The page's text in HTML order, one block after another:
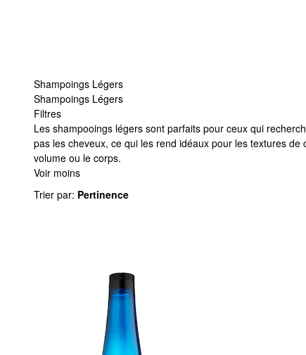
Shampoings Légers
Shampoings Légers
Filtres
Shampoings Légers
Les shampooings légers sont parfaits pour ceux qui
pas les cheveux, ce qui les rend idéaux pour les textures
volume ou le corps.
Voir moins
Trier par: Pertinence